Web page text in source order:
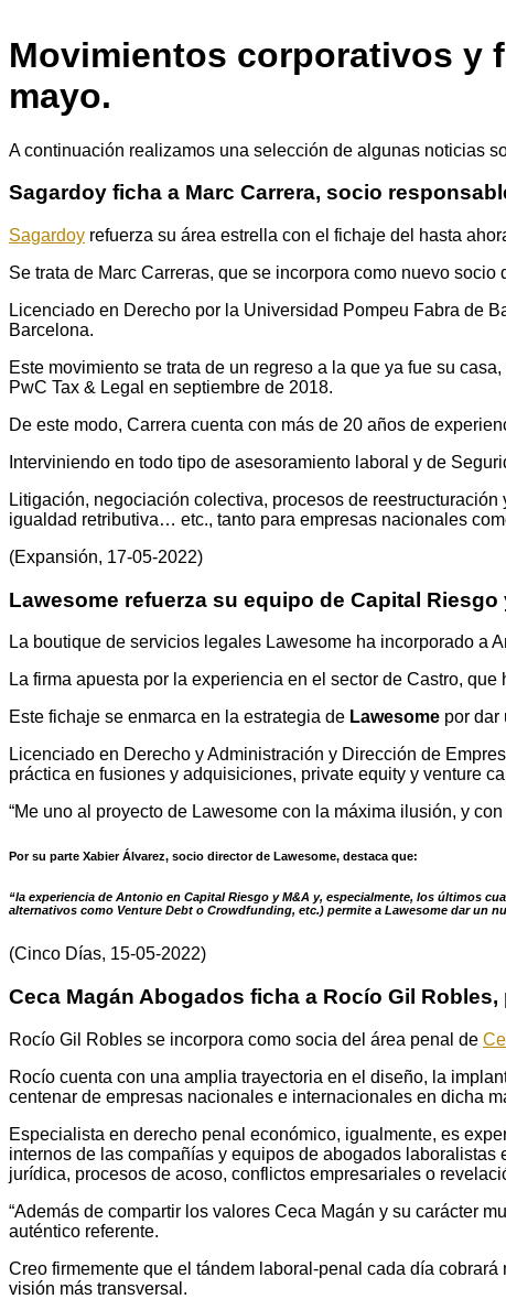
Movimientos corporativos y
mayo.
A continuación realizamos una selección de algunas noticias
Sagardoy ficha a Marc Carrera, socio
Sagardoy refuerza su área estrella con el fichaje del hasta
Se trata de Marc Carreras, que se incorpora como nuevo
Licenciado en Derecho por la Universidad Pompeu Fabra de
Barcelona.
Este movimiento se trata de un regreso a la que ya fue su
PwC Tax & Legal en septiembre de 2018.
De este modo, Carrera cuenta con más de 20 años de
Interviniendo en todo tipo de asesoramiento laboral y de
Litigación, negociación colectiva, procesos de
igualdad retributiva… etc., tanto para empresas nacionales
(Expansión, 17-05-2022)
Lawesome refuerza su equipo de Capital
La boutique de servicios legales Lawesome ha incorporado a
La firma apuesta por la experiencia en el sector de Castro,
Este fichaje se enmarca en la estrategia de Lawesome por dar
Licenciado en Derecho y Administración y Dirección de
práctica en fusiones y adquisiciones, private equity y venture
“Me uno al proyecto de Lawesome con la máxima ilusión, y
Por su parte Xabier Álvarez, socio director de Lawesome, destaca que:
“la experiencia de Antonio en Capital Riesgo y M&A y, especialmente, los últimos
alternativos como Venture Debt o Crowdfunding, etc.) permite a Lawesome dar un
(Cinco Días, 15-05-2022)
Ceca Magán Abogados ficha a Rocío Gil
Rocío Gil Robles se incorpora como socia del área penal de
Rocío cuenta con una amplia trayectoria en el diseño, la
centenar de empresas nacionales e internacionales en dicha
Especialista en derecho penal económico, igualmente, es
internos de las compañías y equipos de abogados
jurídica, procesos de acoso, conflictos empresariales o
“Además de compartir los valores Ceca Magán y su carácter
auténtico referente.
Creo firmemente que el tándem laboral-penal cada día
visión más transversal.